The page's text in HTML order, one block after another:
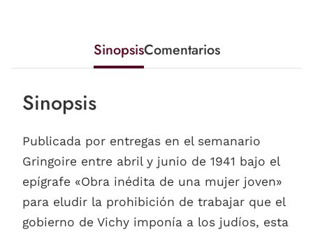
SinopsisComentarios
Sinopsis
Publicada por entregas en el semanario
Gringoire entre abril y junio de 1941 bajo el
epígrafe «Obra inédita de una mujer joven»
para eludir la prohibición de trabajar que el
gobierno de Vichy imponía a los judíos, esta